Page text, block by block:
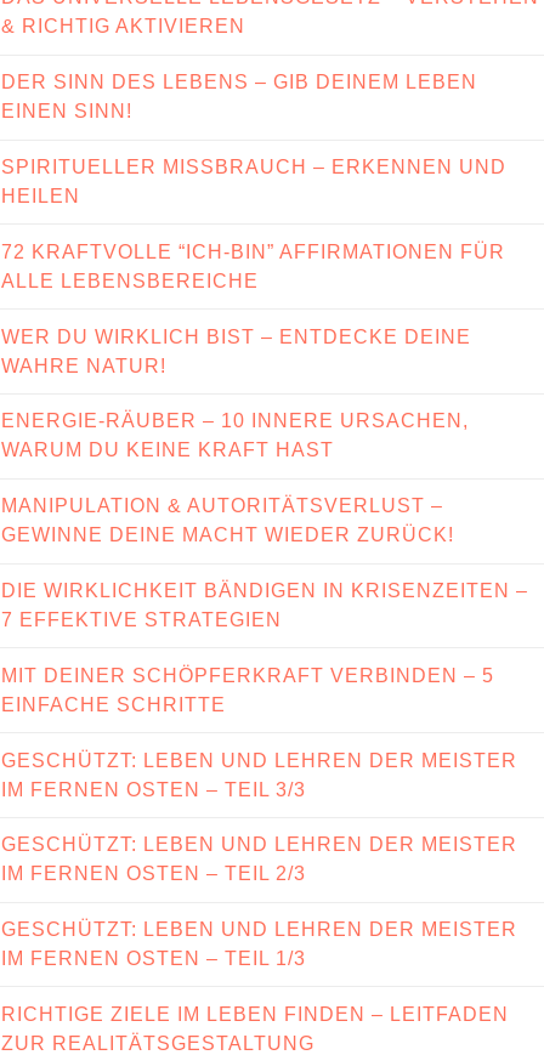
& RICHTIG AKTIVIEREN
DER SINN DES LEBENS – GIB DEINEM LEBEN
EINEN SINN!
SPIRITUELLER MISSBRAUCH – ERKENNEN UND
HEILEN
72 KRAFTVOLLE “ICH-BIN” AFFIRMATIONEN FÜR
ALLE LEBENSBEREICHE
WER DU WIRKLICH BIST – ENTDECKE DEINE
WAHRE NATUR!
ENERGIE-RÄUBER – 10 INNERE URSACHEN,
WARUM DU KEINE KRAFT HAST
MANIPULATION & AUTORITÄTSVERLUST –
GEWINNE DEINE MACHT WIEDER ZURÜCK!
DIE WIRKLICHKEIT BÄNDIGEN IN KRISENZEITEN –
7 EFFEKTIVE STRATEGIEN
MIT DEINER SCHÖPFERKRAFT VERBINDEN – 5
EINFACHE SCHRITTE
GESCHÜTZT: LEBEN UND LEHREN DER MEISTER
IM FERNEN OSTEN – TEIL 3/3
GESCHÜTZT: LEBEN UND LEHREN DER MEISTER
IM FERNEN OSTEN – TEIL 2/3
GESCHÜTZT: LEBEN UND LEHREN DER MEISTER
IM FERNEN OSTEN – TEIL 1/3
RICHTIGE ZIELE IM LEBEN FINDEN – LEITFADEN
ZUR REALITÄTSGESTALTUNG